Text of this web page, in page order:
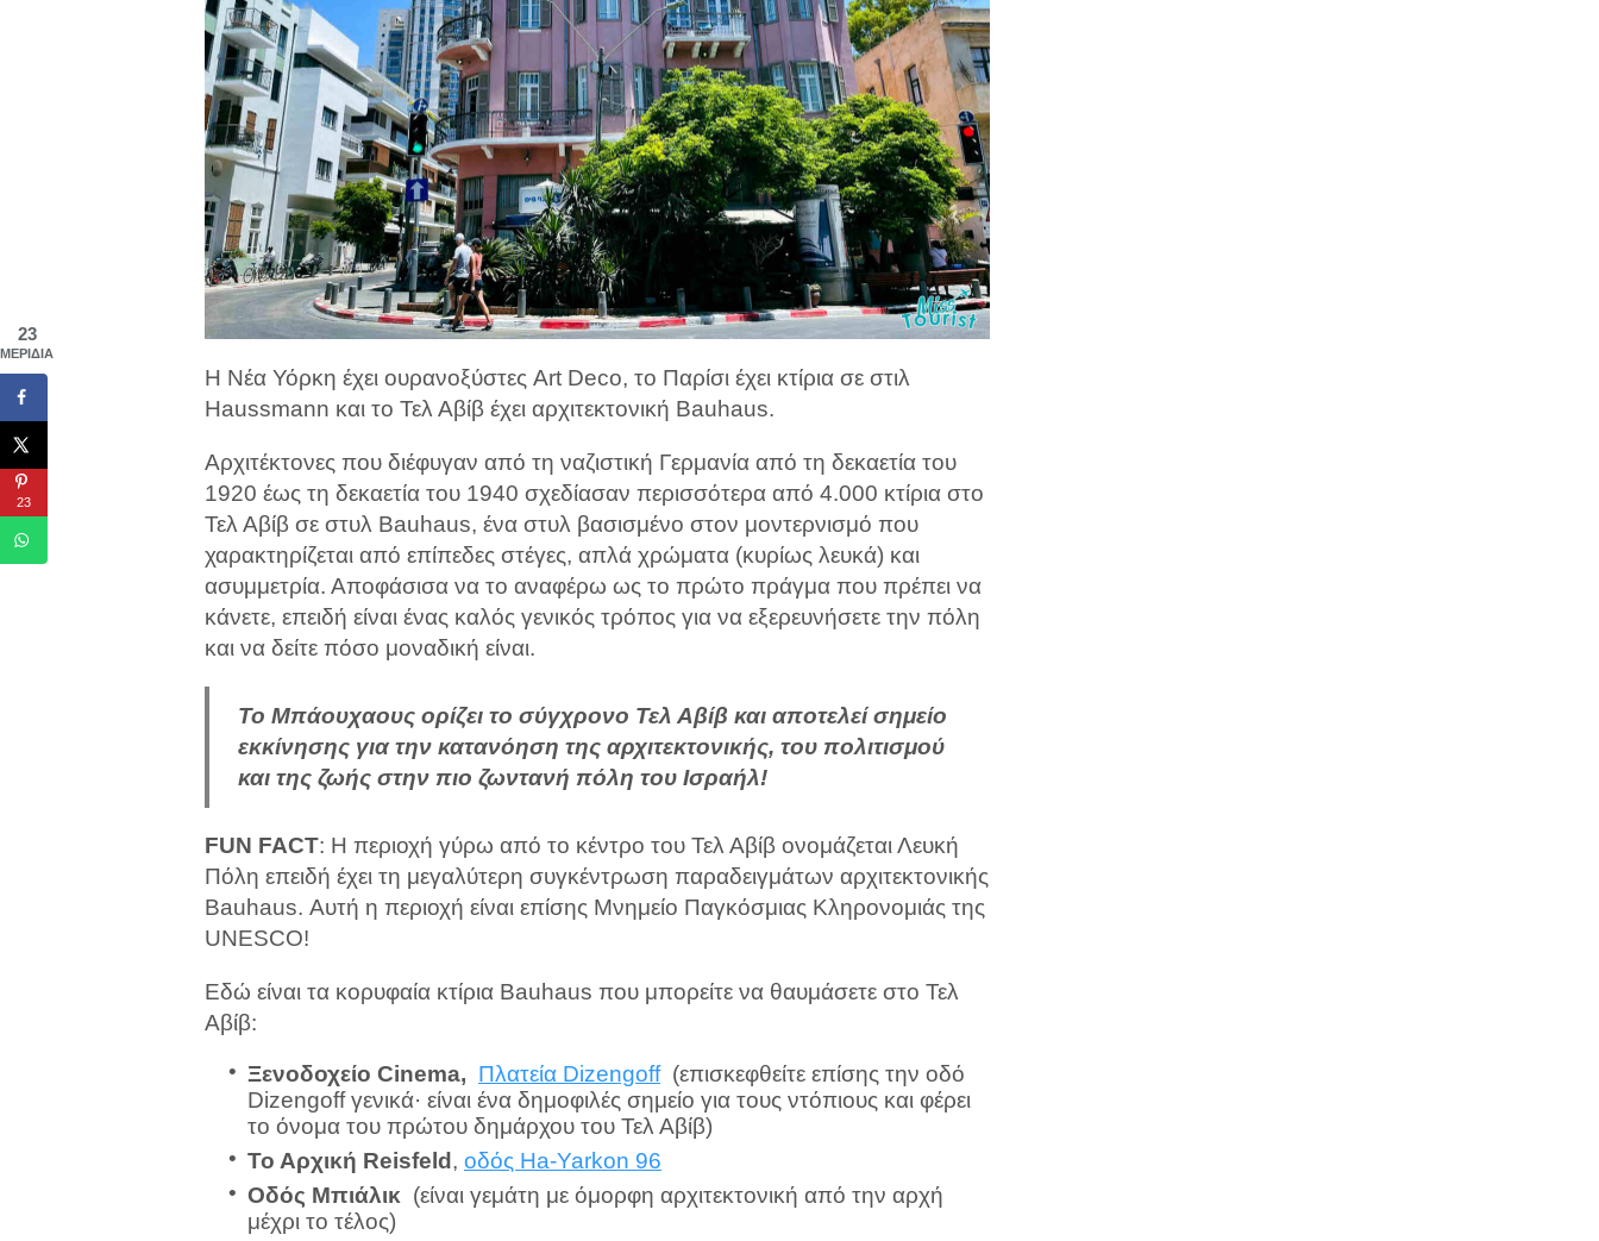
Η Νέα Υόρκη έχει ουρανοξύστες Art Deco, το Παρίσι έχει κτίρια σε στιλ
Haussmann και το Τελ Αβίβ έχει αρχιτεκτονική Bauhaus.
Αρχιτέκτονες που διέφυγαν από τη ναζιστική Γερμανία από τη δεκαετία του
1920 έως τη δεκαετία του 1940 σχεδίασαν περισσότερα από 4.000 κτίρια στο
Τελ Αβίβ σε στυλ Bauhaus, ένα στυλ βασισμένο στον μοντερνισμό που
χαρακτηρίζεται από επίπεδες στέγες, απλά χρώματα (κυρίως λευκά) και
ασυμμετρία. Αποφάσισα να το αναφέρω ως το πρώτο πράγμα που πρέπει να
κάνετε, επειδή είναι ένας καλός γενικός τρόπος για να εξερευνήσετε την πόλη
και να δείτε πόσο μοναδική είναι.
Το Μπάουχαους ορίζει το σύγχρονο Τελ Αβίβ και αποτελεί σημείο
εκκίνησης για την κατανόηση της αρχιτεκτονικής, του πολιτισμού
και της ζωής στην πιο ζωντανή πόλη του Ισραήλ!
FUN FACT: Η περιοχή γύρω από το κέντρο του Τελ Αβίβ ονομάζεται Λευκή
Πόλη επειδή έχει τη μεγαλύτερη συγκέντρωση παραδειγμάτων αρχιτεκτονικής
Bauhaus. Αυτή η περιοχή είναι επίσης Μνημείο Παγκόσμιας Κληρονομιάς της
UNESCO!
Εδώ είναι τα κορυφαία κτίρια Bauhaus που μπορείτε να θαυμάσετε στο Τελ
Αβίβ:
Ξενοδοχείο Cinema, Πλατεία Dizengoff(επισκεφθείτε επίσης την οδό
Dizengoff γενικά· είναι ένα δημοφιλές σημείο για τους ντόπιους και φέρει
το όνομα του πρώτου δημάρχου του Τελ Αβίβ)
Το Αρχική Reisfeld , οδός Ha-Yarkon 96
Οδός Μπιάλικ (είναι γεμάτη με όμορφη αρχιτεκτονική από την αρχή
μέχρι το τέλος)
23
ΜΕΡΊΔΙΑ
23